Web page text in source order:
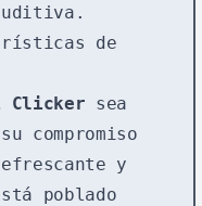
de
Clicker sea
compromiso
y
poblado